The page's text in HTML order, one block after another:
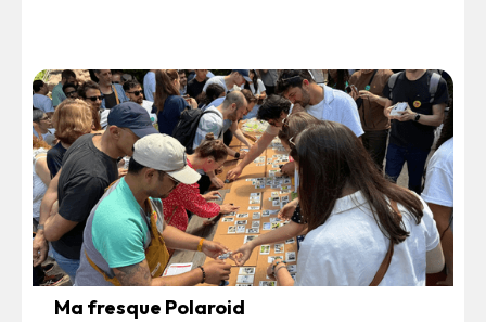
Ma fresque Polaroid